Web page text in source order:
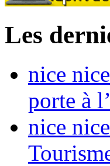
Les
nice nice
porte à
nice nice